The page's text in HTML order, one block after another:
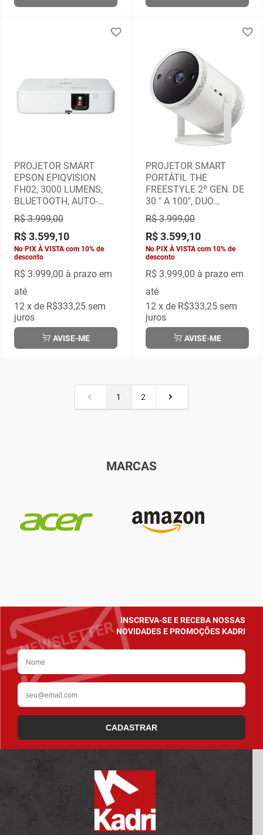
PROJETOR SMART
EPSON EPIQVISION
FH02, 3000 LUMENS,
BLUETOOTH, AUTO-
FALANTE, STREAMING,
BIVOLT
R$ 3.999,00
R$ 3.599,10
No PIX À VISTA com 10% de
desconto
R$ 3.999,00 à prazo em
até
12x de R$333,25sem
juros
AVISE-ME
PROJETOR SMART
PORTÁTIL THE
FREESTYLE 2º GEN. DE
30 " A 100", DUO
SCREEN, SAMSUNG
GAMING HUB, BLUETO
R$ 3.999,00
R$ 3.599,10
No PIX À VISTA com 10% de
desconto
R$ 3.999,00 à prazo em
até
12x de R$333,25sem
juros
AVISE-ME
1 2
MARCAS
INSCREVA-SE E RECEBA NOSSAS
NOVIDADES E PROMOÇÕES KADRI
CADASTRAR